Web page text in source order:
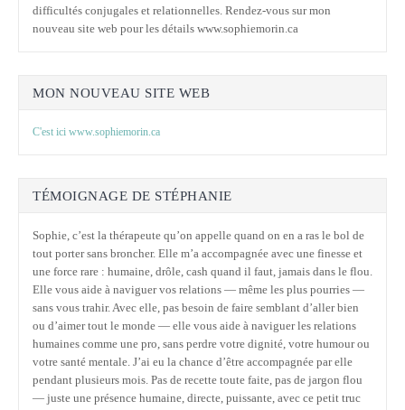
difficultés conjugales et relationnelles. Rendez-vous sur mon
nouveau site web pour les détails www.sophiemorin.ca
MON NOUVEAU SITE WEB
C'est ici www.sophiemorin.ca
TÉMOIGNAGE DE STÉPHANIE
Sophie, c’est la thérapeute qu’on appelle quand on en a ras le bol de
tout porter sans broncher. Elle m’a accompagnée avec une finesse et
une force rare : humaine, drôle, cash quand il faut, jamais dans le flou.
Elle vous aide à naviguer vos relations — même les plus pourries —
sans vous trahir. Avec elle, pas besoin de faire semblant d’aller bien
ou d’aimer tout le monde — elle vous aide à naviguer les relations
humaines comme une pro, sans perdre votre dignité, votre humour ou
votre santé mentale. J’ai eu la chance d’être accompagnée par elle
pendant plusieurs mois. Pas de recette toute faite, pas de jargon flou
— juste une présence humaine, directe, puissante, avec ce petit truc